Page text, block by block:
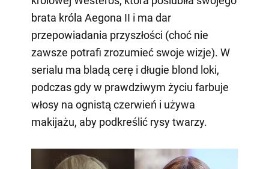
brata króla Aegona II i ma dar
przepowiadania przyszłości (choć nie
zawsze potrafi zrozumieć swoje wizje). W
serialu ma bladą cerę i długie blond loki,
podczas gdy w prawdziwym życiu farbuje
włosy na ognistą czerwień i używa
makijażu, aby podkreślić rysy twarzy.